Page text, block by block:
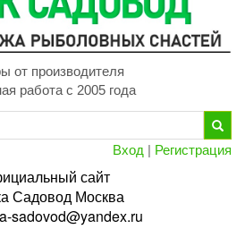
от производителя
работа с 2005 года
Вход | Регистрация
сайт
Садовод Москва
sadovod@yandex.ru